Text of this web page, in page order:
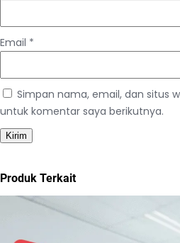
Email *
Simpan nama, email, dan situs
untuk komentar saya berikutnya.
Produk Terkait